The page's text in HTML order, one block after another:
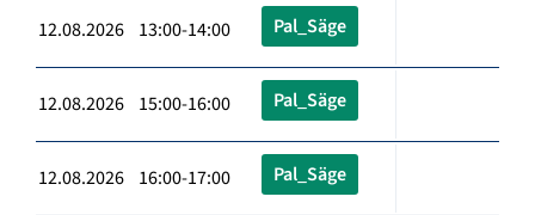
12.08.2026 13:00-14:00 Pal_Säge
12.08.2026 15:00-16:00 Pal_Säge
12.08.2026 16:00-17:00 Pal_Säge